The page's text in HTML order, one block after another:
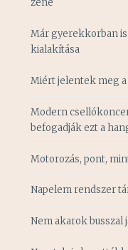
zene
Már gyerekkorban
kialakítása
Miért jelentek meg a
Modern
befogadják ezt a
Motorozás, pont,
Napelem rendszer
Nem akarok busszal